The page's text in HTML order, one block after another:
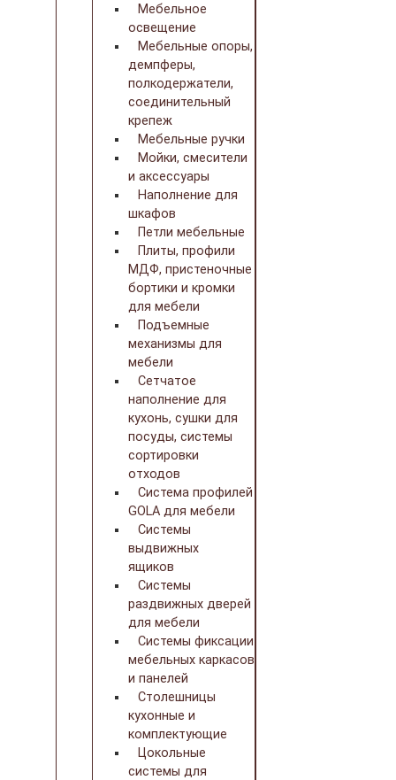
Мебельное
освещение
Мебельные опоры,
демпферы,
полкодержатели,
соединительный
крепеж
Мебельные ручки
Мойки, смесители
и аксессуары
Наполнение для
шкафов
Петли мебельные
Плиты, профили
МДФ, пристеночные
бортики и кромки
для мебели
Подъемные
механизмы для
мебели
Сетчатое
наполнение для
кухонь, сушки для
посуды, системы
сортировки
отходов
Система профилей
GOLA для мебели
Системы
выдвижных
ящиков
Системы
раздвижных дверей
для мебели
Системы фиксации
мебельных каркасов
и панелей
Столешницы
кухонные и
комплектующие
Цокольные
системы для